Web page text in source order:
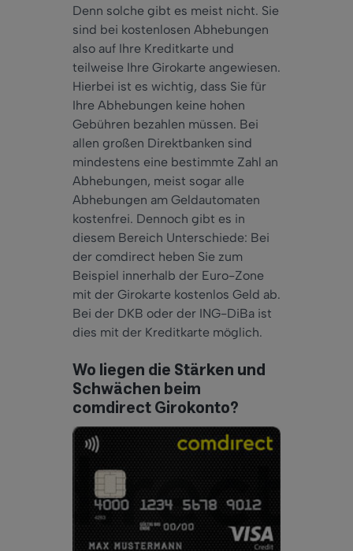
Denn solche gibt es meist nicht. Sie
sind bei kostenlosen Abhebungen
also auf Ihre Kreditkarte und
teilweise Ihre Girokarte angewiesen.
Hierbei ist es wichtig, dass Sie für
Ihre Abhebungen keine hohen
Gebühren bezahlen müssen. Bei
allen großen Direktbanken sind
mindestens eine bestimmte Zahl an
Abhebungen, meist sogar alle
Abhebungen am Geldautomaten
kostenfrei. Dennoch gibt es in
diesem Bereich Unterschiede: Bei
der comdirect heben Sie zum
Beispiel innerhalb der Euro-Zone
mit der Girokarte kostenlos Geld ab.
Bei der DKB oder der ING-DiBa ist
dies mit der Kreditkarte möglich.
Wo liegen die Stärken und
Schwächen beim
comdirect Girokonto?